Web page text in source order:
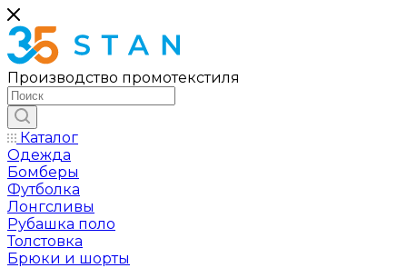
Производство промотекстиля
Каталог
Одежда
Бомберы
Футболка
Лонгсливы
Рубашка поло
Толстовка
Брюки и шорты